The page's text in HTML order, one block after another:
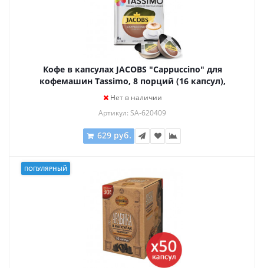
Кофе в капсулах JACOBS "Cappuccino" для
кофемашин Tassimo, 8 порций (16 капсул),
ГЕРМАНИЯ, 8052279
Нет в наличии
Артикул: SA-620409
629 руб.
ПОПУЛЯРНЫЙ